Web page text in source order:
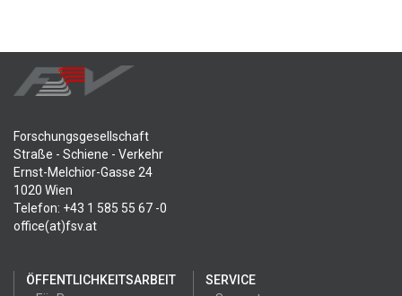
Forschungsgesellschaft
Straße - Schiene - Verkehr
Ernst-Melchior-Gasse 24
1020 Wien
Telefon: +43 1 585 55 67 -0
office(at)fsv.at
ÖFFENTLICHKEITSARBEIT
SERVICE